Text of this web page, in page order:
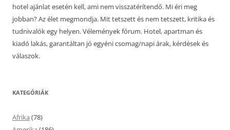
hotel ajánlat esetén kell, ami nem visszatérítendő. Mi éri meg
jobban? Az élet megmondja. Mit tetszett és nem tetszett, kritika és
tudnivalók egy helyen. Vélemények fórum. Hotel, apartman és
kiadó lakás, garantáltan jó egyéni csomag/napi árak, kérdések és
válaszok.
KATEGÓRIÁK
Afrika (78)